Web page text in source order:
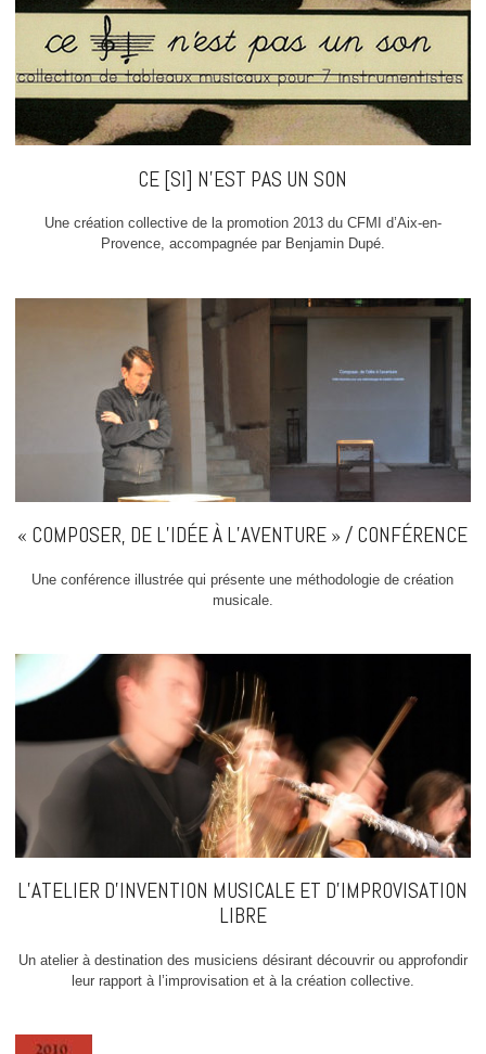
CE [SI] N’EST PAS UN SON
Une création collective de la promotion 2013 du CFMI d’Aix-en-
Provence, accompagnée par Benjamin Dupé.
« COMPOSER, DE L’IDÉE À L’AVENTURE » / CONFÉRENCE
Une conférence illustrée qui présente une méthodologie de création
musicale.
L’ATELIER D’INVENTION MUSICALE ET D’IMPROVISATION
LIBRE
Un atelier à destination des musiciens désirant découvrir ou approfondir
leur rapport à l’improvisation et à la création collective.